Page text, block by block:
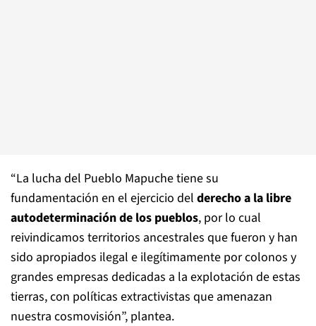
“La lucha del Pueblo Mapuche tiene su
fundamentación en el ejercicio del derecho a la libre
autodeterminación de los pueblos, por lo cual
reivindicamos territorios ancestrales que fueron y han
sido apropiados ilegal e ilegítimamente por colonos y
grandes empresas dedicadas a la explotación de estas
tierras, con políticas extractivistas que amenazan
nuestra cosmovisión”, plantea.